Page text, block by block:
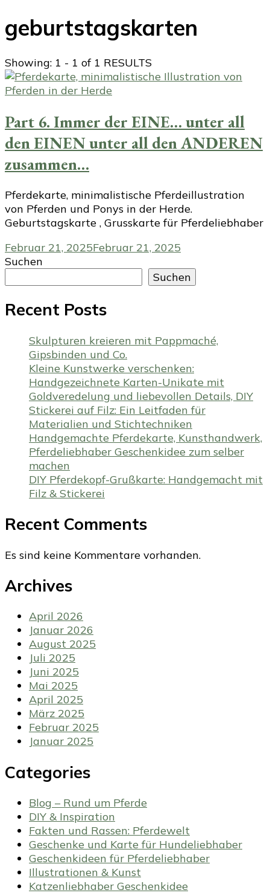
geburtstagskarten
Showing: 1 - 1 of 1 RESULTS
Part 6. Immer der EINE… unter all
den EINEN unter all den ANDEREN
zusammen…
Pferdekarte, minimalistische Pferdeillustration
von Pferden und Ponys in der Herde.
Geburtstagskarte , Grusskarte für Pferdeliebhaber
Februar 21, 2025Februar 21, 2025
Suchen
Suchen
Recent Posts
Skulpturen kreieren mit Pappmaché,
Gipsbinden und Co.
Kleine Kunstwerke verschenken:
Handgezeichnete Karten-Unikate mit
Goldveredelung und liebevollen Details, DIY
Stickerei auf Filz: Ein Leitfaden für
Materialien und Stichtechniken
Handgemachte Pferdekarte, Kunsthandwerk,
Pferdeliebhaber Geschenkidee zum selber
machen
DIY Pferdekopf-Grußkarte: Handgemacht mit
Filz & Stickerei
Recent Comments
Es sind keine Kommentare vorhanden.
Archives
April 2026
Januar 2026
August 2025
Juli 2025
Juni 2025
Mai 2025
April 2025
März 2025
Februar 2025
Januar 2025
Categories
Blog – Rund um Pferde
DIY & Inspiration
Fakten und Rassen: Pferdewelt
Geschenke und Karte für Hundeliebhaber
Geschenkideen für Pferdeliebhaber
Illustrationen & Kunst
Katzenliebhaber Geschenkidee